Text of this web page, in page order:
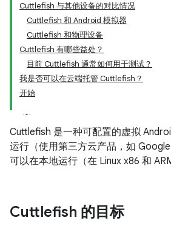
Cuttlefish 与其他设备的对比情况
Cuttlefish 和 Android 模拟器
Cuttlefish 和物理设备
Cuttlefish 有哪些益处？
目前 Cuttlefish 通常如何用于测试？
我是否可以在云端托管 Cuttlefish？
开始
Cuttlefish 是一种可配置的虚拟
运行（使用第三方云产品，如
可以在本地运行（在 Linux x86 和
Cuttlefish 的目标